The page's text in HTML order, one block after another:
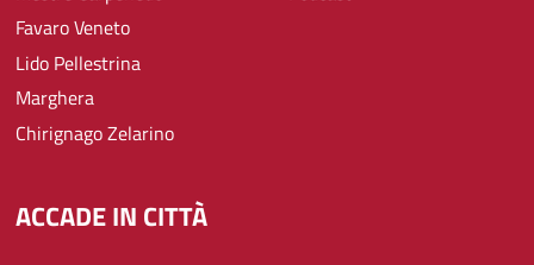
Favaro Veneto
Lido Pellestrina
Marghera
Chirignago Zelarino
ACCADE IN CITTÀ